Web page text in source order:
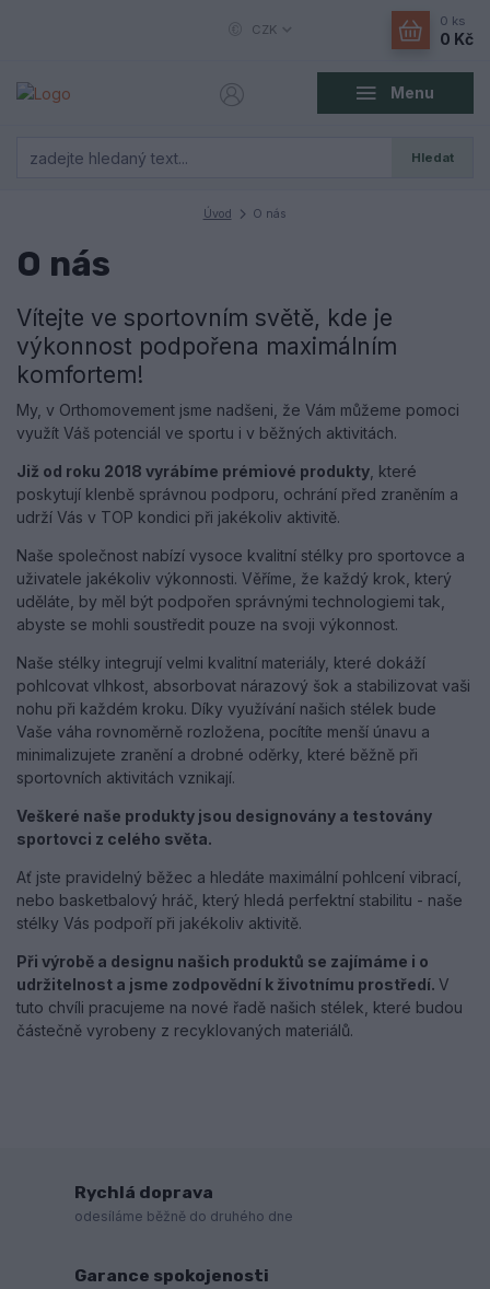
Menu
CZK
Hledat
0 ks
0 Kč
Úvod O nás
O nás
Vítejte ve sportovním světě, kde je
výkonnost podpořena maximálním
komfortem!
My, v Orthomovement jsme nadšeni, že Vám můžeme pomoci
využít Váš potenciál ve sportu i v běžných aktivitách.
Již od roku 2018 vyrábíme prémiové produkty , které
poskytují klenbě správnou podporu, ochrání před zraněním a
udrží Vás v TOP kondici při jakékoliv aktivitě.
Naše společnost nabízí vysoce kvalitní stélky pro sportovce a
uživatele jakékoliv výkonnosti. Věříme, že každý krok, který
uděláte, by měl být podpořen správnými technologiemi tak,
abyste se mohli soustředit pouze na svoji výkonnost.
Naše stélky integrují velmi kvalitní materiály, které dokáží
pohlcovat vlhkost, absorbovat nárazový šok a stabilizovat vaši
nohu při každém kroku. Díky využívání našich stélek bude
Vaše váha rovnoměrně rozložena, pocítíte menší únavu a
minimalizujete zranění a drobné oděrky, které běžně při
sportovních aktivitách vznikají.
Veškeré naše produkty jsou designovány a testovány
sportovci z celého světa.
Ať jste pravidelný běžec a hledáte maximální pohlcení vibrací,
nebo basketbalový hráč, který hledá perfektní stabilitu - naše
stélky Vás podpoří při jakékoliv aktivitě.
Při výrobě a designu našich produktů se zajímáme i o
udržitelnost a jsme zodpovědní k životnímu prostředí. V
tuto chvíli pracujeme na nové řadě našich stélek, které budou
částečně vyrobeny z recyklovaných materiálů.
Rychlá doprava
odesíláme běžně do druhého dne
Garance spokojenosti